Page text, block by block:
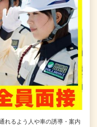
れるよう人や車の誘導・案内